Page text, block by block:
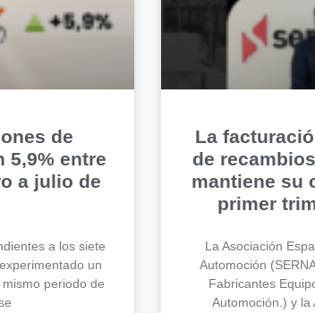
de
5,9% entre
a julio de
a los siete
un
periodo de
La
de
mantiene su
primer
La Asociación
Automoción
Fabricantes
Automoción.) y la